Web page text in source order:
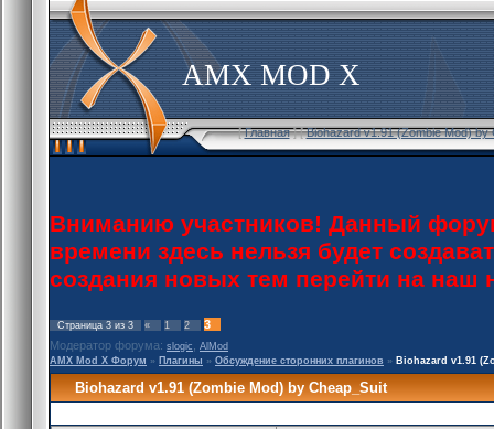
AMX MOD X
[Главная] [Biohazard v1.91 (Zombie Mod)
Вниманию участников! Данный
времени здесь нельзя будет
создания новых тем перейти на
Страница 3 из 3 « 1 2
3
Модератор форума: slogic
AlMod
AMX Mod X Форум » Плагины » Обсуждение сторонних плагинов » Biohazard v1.91
Biohazard v1.91 (Zombie Mod) by Cheap_Suit